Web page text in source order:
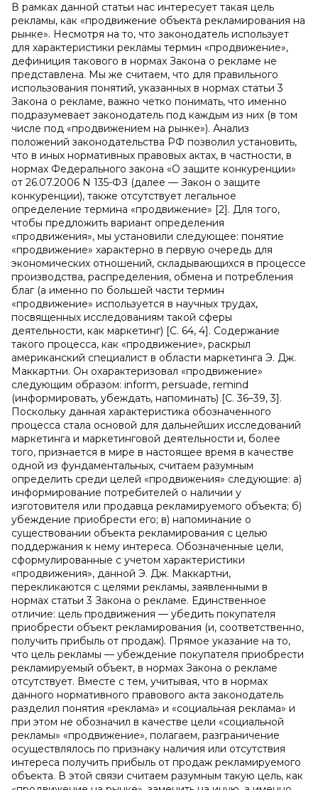
В рамках данной статьи нас интересует такая цель
рекламы, как «продвижение объекта рекламирования на
рынке». Несмотря на то, что законодатель использует
для характеристики рекламы термин «продвижение»,
дефиниция такового в нормах Закона о рекламе не
представлена. Мы же считаем, что для правильного
использования понятий, указанных в нормах статьи 3
Закона о рекламе, важно четко понимать, что именно
подразумевает законодатель под каждым из них (в том
числе под «продвижением на рынке»). Анализ
положений законодательства РФ позволил установить,
что в иных нормативных правовых актах, в частности, в
нормах Федерального закона «О защите конкуренции»
от 26.07.2006 N 135-ФЗ (далее — Закон о защите
конкуренции), также отсутствует легальное
определение термина «продвижение» [2]. Для того,
чтобы предложить вариант определения
«продвижения», мы установили следующее: понятие
«продвижение» характерно в первую очередь для
экономических отношений, складывающихся в процессе
производства, распределения, обмена и потребления
благ (а именно по большей части термин
«продвижение» используется в научных трудах,
посвященных исследованиям такой сферы
деятельности, как маркетинг) [С. 64, 4]. Содержание
такого процесса, как «продвижение», раскрыл
американский специалист в области маркетинга Э. Дж.
Маккартни. Он охарактеризовал «продвижение»
следующим образом: inform, persuade, remind
(информировать, убеждать, напоминать) [С. 36–39, 3].
Поскольку данная характеристика обозначенного
процесса стала основой для дальнейших исследований
маркетинга и маркетинговой деятельности и, более
того, признается в мире в настоящее время в качестве
одной из фундаментальных, считаем разумным
определить среди целей «продвижения» следующие: а)
информирование потребителей о наличии у
изготовителя или продавца рекламируемого объекта; б)
убеждение приобрести его; в) напоминание о
существовании объекта рекламирования с целью
поддержания к нему интереса. Обозначенные цели,
сформулированные с учетом характеристики
«продвижения», данной Э. Дж. Маккартни,
перекликаются с целями рекламы, заявленными в
нормах статьи 3 Закона о рекламе. Единственное
отличие: цель продвижения — убедить покупателя
приобрести объект рекламирования (и, соответственно,
получить прибыль от продаж). Прямое указание на то,
что цель рекламы — убеждение покупателя приобрести
рекламируемый объект, в нормах Закона о рекламе
отсутствует. Вместе с тем, учитывая, что в нормах
данного нормативного правового акта законодатель
разделил понятия «реклама» и «социальная реклама» и
при этом не обозначил в качестве цели «социальной
рекламы» «продвижение», полагаем, разграничение
осуществлялось по признаку наличия или отсутствия
интереса получить прибыль от продаж рекламируемого
объекта. В этой связи считаем разумным такую цель, как